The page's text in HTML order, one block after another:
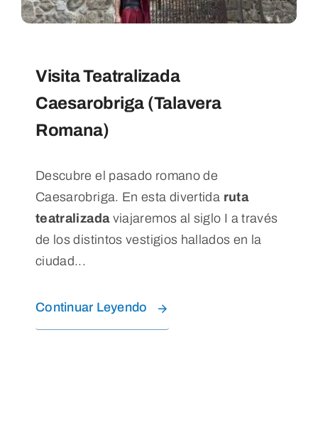
Visita Teatralizada
Caesarobriga (Talavera
Romana)
Descubre el pasado romano de
Caesarobriga. En esta divertida ruta
teatralizada viajaremos al siglo I a través
de los distintos vestigios hallados en la
ciudad...
Continuar Leyendo